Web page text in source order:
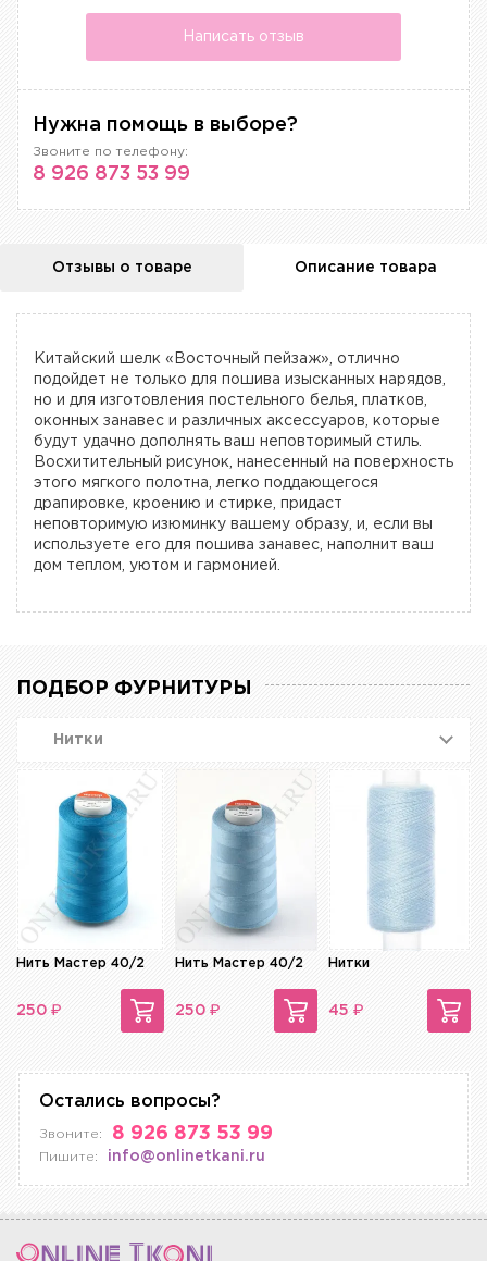
Написать отзыв
Нужна помощь в выборе?
Звоните по телефону:
8 926 873 53 99
Отзывы о товаре Описание товара
Китайский шелк «Восточный пейзаж», отлично
подойдет не только для пошива изысканных нарядов,
но и для изготовления постельного белья, платков,
оконных занавес и различных аксессуаров, которые
будут удачно дополнять ваш неповторимый стиль.
Восхитительный рисунок, нанесенный на поверхность
этого мягкого полотна, легко поддающегося
драпировке, кроению и стирке, придаст
неповторимую изюминку вашему образу, и, если вы
используете его для пошива занавес, наполнит ваш
дом теплом, уютом и гармонией.
ПОДБОР ФУРНИТУРЫ
Нитки
Нить Мастер 40/2
250 ₽
Нить Мастер 40/2
250 ₽
Нитки
45 ₽
Остались вопросы?
Звоните: 8 926 873 53 99
Пишите: info@onlinetkani.ru